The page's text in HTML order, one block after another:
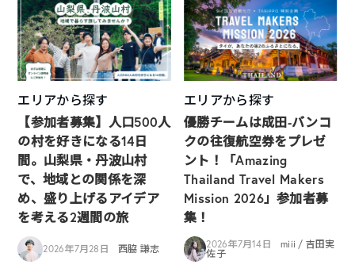
エリアから探す
【参加者募集】人口500人
の村を好きになる14日
間。山梨県・丹波山村
で、地域との関係を深
め、盛り上げるアイデア
を考える2週間の旅
2026年7月28日 西脇 謙志
エリアから探す
優勝チームは成田-バンコ
クの往復航空券をプレゼ
ント！「Amazing
Thailand Travel Makers
Mission 2026」参加者募
集！
2026年7月14日
miii / 吉田実
佐子